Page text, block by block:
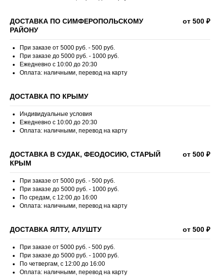
ДОСТАВКА ПО СИМФЕРОПОЛЬСКОМУ
РАЙОНУ
от 500 ₽
При заказе от 5000 руб. - 500 руб.
При заказе до 5000 руб. - 1000 руб.
Ежедневно с 10:00 до 20:30
Оплата: наличными, перевод на карту
ДОСТАВКА ПО КРЫМУ
Индивидуальные условия
Ежедневно с 10:00 до 20:30
Оплата: наличными, перевод на карту
ДОСТАВКА В СУДАК, ФЕОДОСИЮ, СТАРЫЙ
КРЫМ
от 500 ₽
При заказе от 5000 руб. - 500 руб.
При заказе до 5000 руб. - 1000 руб.
По средам, с 12:00 до 16:00
Оплата: наличными, перевод на карту
ДОСТАВКА ЯЛТУ, АЛУШТУ от 500 ₽
При заказе от 5000 руб. - 500 руб.
При заказе до 5000 руб. - 1000 руб.
По четвергам, с 12:00 до 16:00
Оплата: наличными, перевод на карту